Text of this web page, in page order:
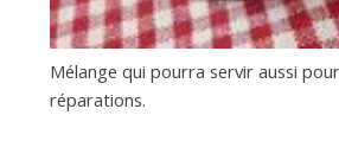
Mélange qui pourra servir aussi
réparations.